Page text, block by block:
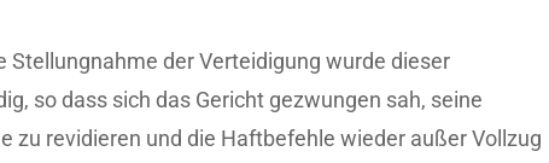
Stellungnahme der Verteidigung wurde dieser
so dass sich das Gericht gezwungen sah, seine
zu revidieren und die Haftbefehle wieder außer Vollzug